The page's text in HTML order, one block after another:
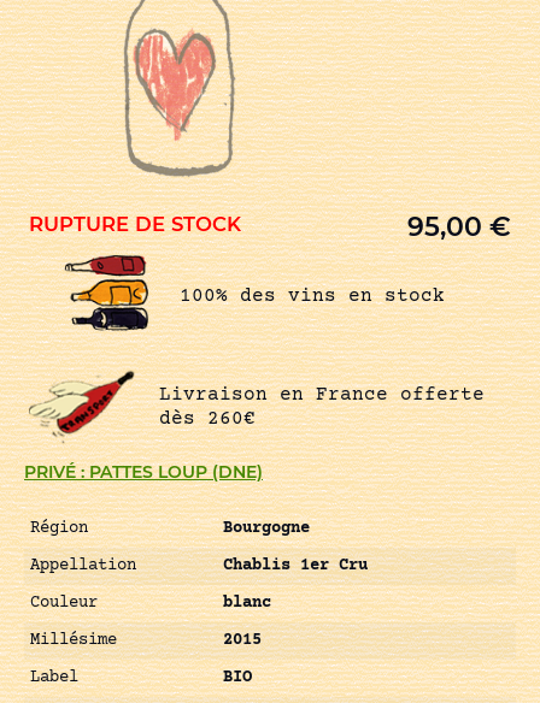
PRIVÉ : PATTES LOUP (DNE)
Région
Bourgogne
Appellation
Chablis 1er Cru
Couleur
blanc
Millésime
2015
Label
BIO
RUPTURE DE STOCK 95,00€
100% des vins en stock
Livraison en France offerte
dès 260€